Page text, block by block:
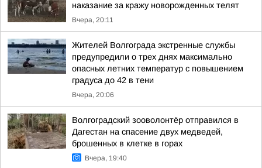
наказание за кражу новорожденных телят
Вчера, 20:11
Жителей Волгограда экстренные службы
предупредили о трех днях максимально
опасных летних температур с повышением
градуса до 42 в тени
Вчера, 20:06
Волгоградский зооволонтёр отправился в
Дагестан на спасение двух медведей,
брошенных в клетке в горах
Вчера, 19:40